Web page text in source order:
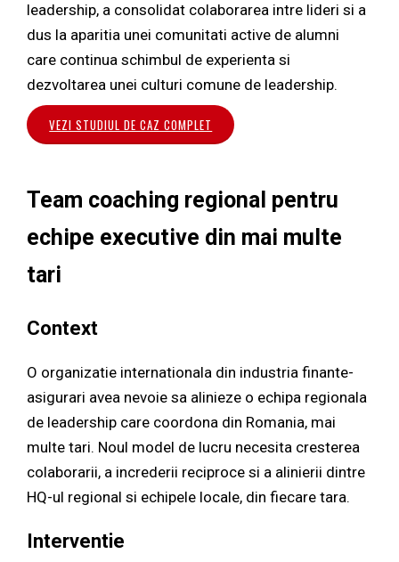
leadership, a consolidat colaborarea intre lideri si a
dus la aparitia unei comunitati active de alumni
care continua schimbul de experienta si
dezvoltarea unei culturi comune de leadership.
VEZI STUDIUL DE CAZ COMPLET
Team coaching regional pentru
echipe executive din mai multe
tari
Context
O organizatie internationala din industria finante-
asigurari avea nevoie sa alinieze o echipa regionala
de leadership care coordona din Romania, mai
multe tari. Noul model de lucru necesita cresterea
colaborarii, a increderii reciproce si a alinierii dintre
HQ-ul regional si echipele locale, din fiecare tara.
Interventie